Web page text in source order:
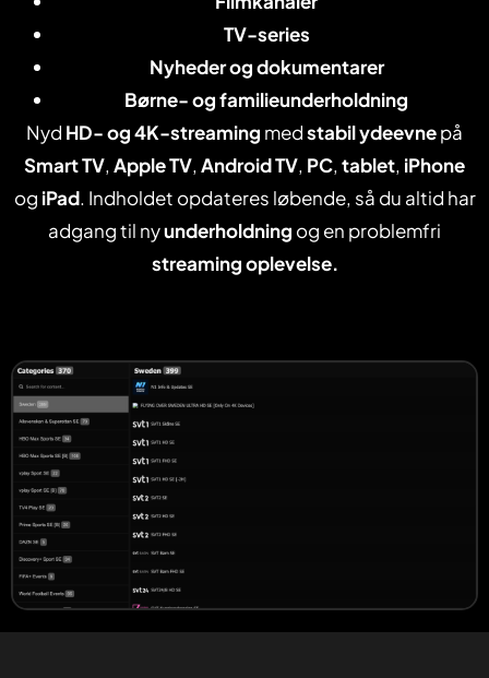
TV-series
Nyheder og dokumentarer
Børne- og familieunderholdning
Nyd HD- og 4K-streaming medstabil ydeevnepå
Smart TV, Apple TV, Android TV, PC, tablet, iPhone
og iPad. Indholdet opdateres løbende, så du altid har
adgang til nyunderholdning og en problemfri
streaming oplevelse.